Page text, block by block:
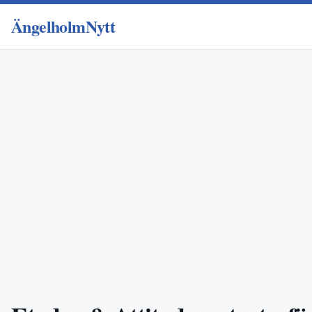
ÄngelholmNytt